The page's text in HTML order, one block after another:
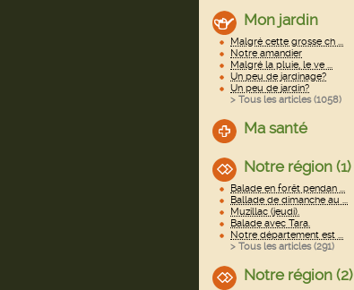
Mon jardin
Malgré cette grosse ch ...
Notre amandier
Malgré la pluie, le ve ...
Un peu de jardinage?
Un peu de jardin?
> Tous les articles (1058)
Ma santé
Notre région (1)
Balade en forêt pendan ...
Ballade de dimanche au ...
Muzillac (jeudi).
Balade avec Tara.
Notre département est ...
> Tous les articles (291)
Notre région (2)